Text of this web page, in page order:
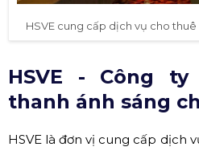
HSVE cung cấp dịch vụ cho
HSVE - Công
thanh ánh sáng
HSVE là đơn vị cung cấp dịch